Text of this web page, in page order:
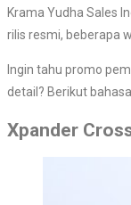
Krama Yudha Sales
rilis resmi, beberapa
Ingin tahu promo
detail? Berikut
Xpander